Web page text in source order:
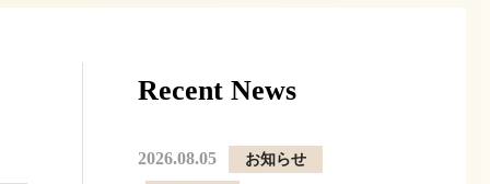
Recent News
2026.08.05 お知らせ